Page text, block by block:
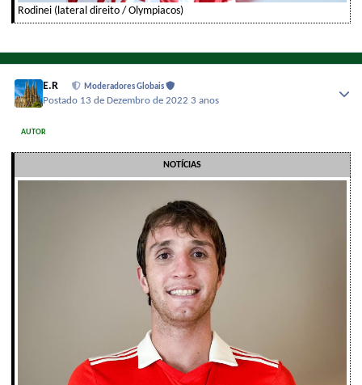
Rodinei (lateral direito / Olympiacos)
E.R Moderadores Globais
Postado 13 de Dezembro de 2022 3 anos
AUTOR
NOTÍCIAS